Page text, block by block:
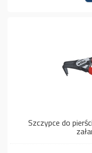
Szczypce do